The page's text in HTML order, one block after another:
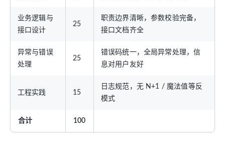
业务逻辑与
接口设计
25
职责边界清晰，参数校验完备，
接口文档齐全
异常与错误
处理
25
错误码统一，全局异常处理，信
息对用户友好
工程实践 15
日志规范，无 N+1 / 魔法值等反
模式
合计 100